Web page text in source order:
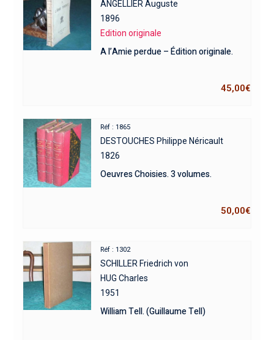
ANGELLIER Auguste
1896
Edition originale
A l’Amie perdue – Édition originale.
45,00€
Réf : 1865
DESTOUCHES Philippe Néricault
1826
Oeuvres Choisies. 3 volumes.
50,00€
Réf : 1302
SCHILLER Friedrich von
HUG Charles
1951
William Tell. (Guillaume Tell)